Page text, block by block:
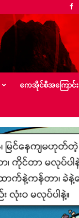
‌ကေအိုင်စီအ‌ကြောင်း